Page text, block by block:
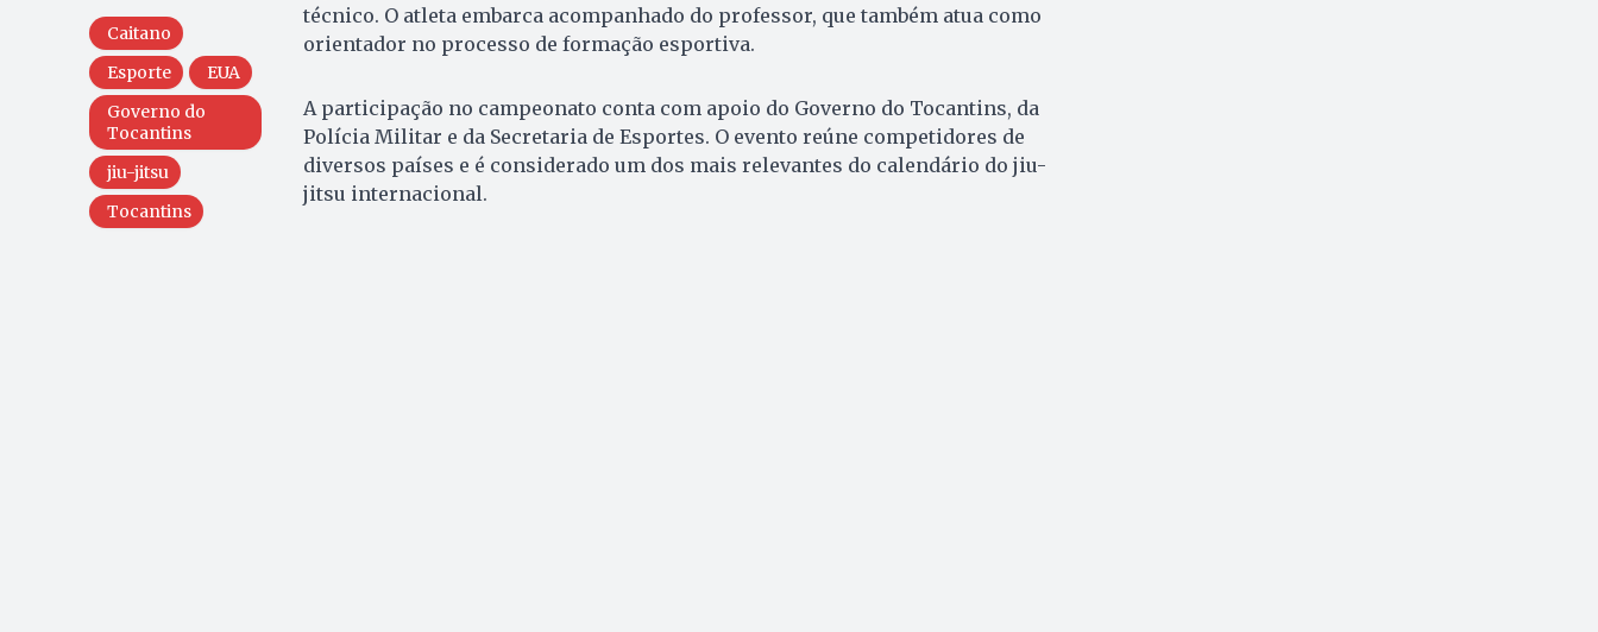
Caitano
Esporte
EUA
Governo do
Tocantins
jiu-jitsu
Tocantins
técnico. O atleta embarca acompanhado do professor, que também atua como
orientador no processo de formação esportiva.
A participação no campeonato conta com apoio do Governo do Tocantins, da
Polícia Militar e da Secretaria de Esportes. O evento reúne competidores de
diversos países e é considerado um dos mais relevantes do calendário do jiu-
jitsu internacional.